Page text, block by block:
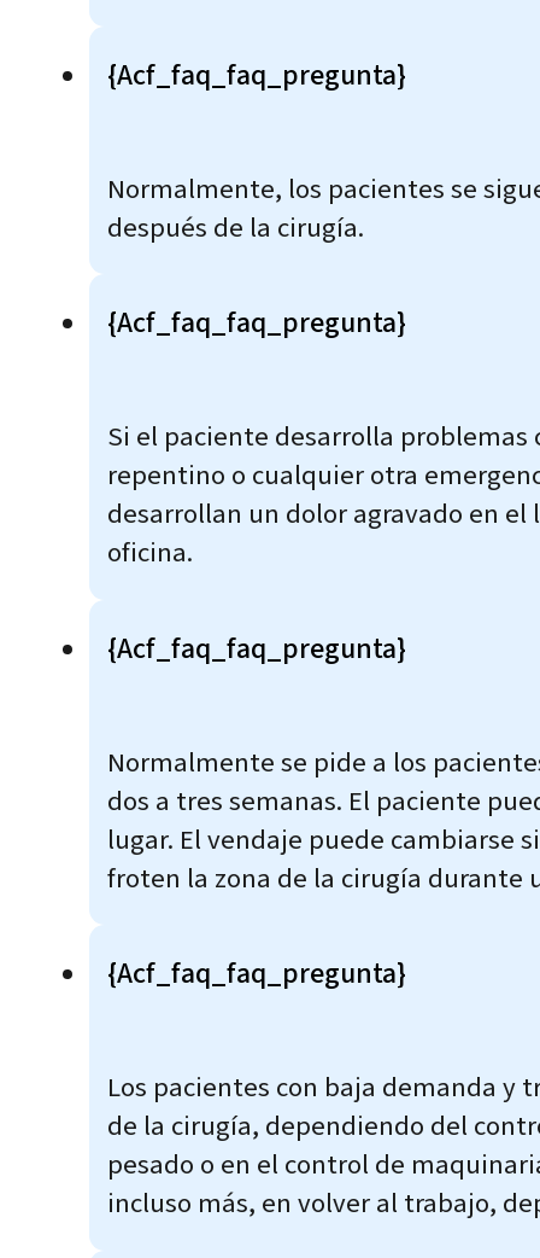
{acf_faq_faq_pregunta}
Normalmente, los pacientes se
después de la cirugía.
{acf_faq_faq_pregunta}
Si el paciente desarrolla
repentino o cualquier otra
desarrollan un dolor agravado en
oficina.
{acf_faq_faq_pregunta}
Normalmente se pide a los
dos a tres semanas. El paciente
lugar. El vendaje puede cambiarse
froten la zona de la cirugía durante
{acf_faq_faq_pregunta}
Los pacientes con baja demanda y
de la cirugía, dependiendo del
pesado o en el control de
incluso más, en volver al trabajo,